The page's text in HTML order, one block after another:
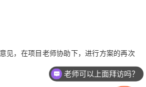
见，在项目老师协助下，进行方案的再次
老师可以上面拜访吗？